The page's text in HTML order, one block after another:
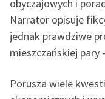
Feministyczne
Popularyzacja
feministycznej
obyczajowych i
Narrator opisuje
jednak prawdziwe
mieszczańskiej
Porusza wiele